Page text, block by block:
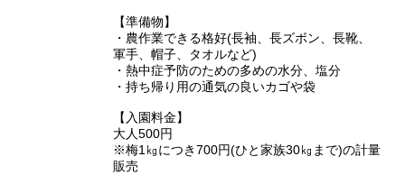
【準備物】
・農作業できる格好(長袖、長ズボン、長靴、
軍手、帽子、タオルなど)
・熱中症予防のための多めの水分、塩分
・持ち帰り用の通気の良いカゴや袋
【入園料金】
大人500円
※梅1㎏につき700円(ひと家族30㎏まで)の計量
販売